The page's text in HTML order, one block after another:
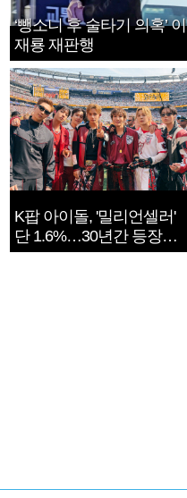
‘뺑소니 후 술타기 의혹’ 이
재룡 재판행
K팝 아이돌, '밀리언셀러'
단 1.6%…30년간 등장
1182개팀 전수조사